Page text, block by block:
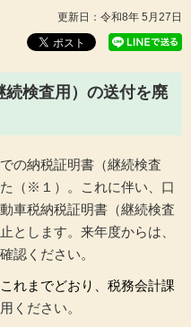
メ
ニ
ュ
を
更新日：令和8年 5月27日
検査用）の送付を廃
の納税証明書（継続検査
（※１）。これに伴い、口
車税納税証明書（継続検査
とします。来年度からは、
認ください。
れまでどおり、税務会計課
ください。